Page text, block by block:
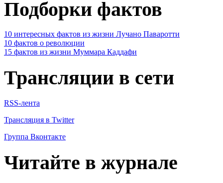
Подборки фактов
10 интересных фактов из жизни Лучано Паваротти
10 фактов о революции
15 фактов из жизни Муммара Каддафи
Трансляции в сети
RSS-лента
Трансляция в Twitter
Группа Вконтакте
Читайте в журнале